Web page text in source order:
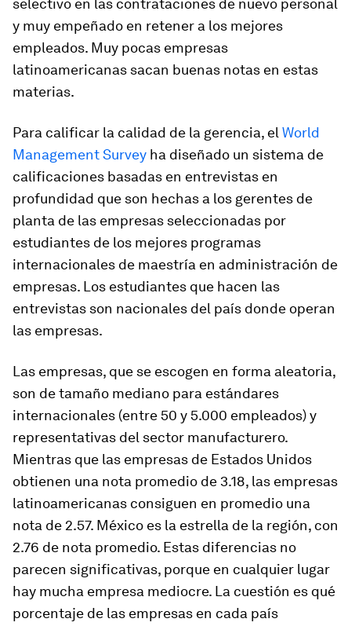
selectivo en las contrataciones de nuevo personal
y muy empeñado en retener a los mejores
empleados. Muy pocas empresas
latinoamericanas sacan buenas notas en estas
materias.
Para calificar la calidad de la gerencia, el World
Management Survey ha diseñado un sistema de
calificaciones basadas en entrevistas en
profundidad que son hechas a los gerentes de
planta de las empresas seleccionadas por
estudiantes de los mejores programas
internacionales de maestría en administración de
empresas. Los estudiantes que hacen las
entrevistas son nacionales del país donde operan
las empresas.
Las empresas, que se escogen en forma aleatoria,
son de tamaño mediano para estándares
internacionales (entre 50 y 5.000 empleados) y
representativas del sector manufacturero.
Mientras que las empresas de Estados Unidos
obtienen una nota promedio de 3.18, las empresas
latinoamericanas consiguen en promedio una
nota de 2.57. México es la estrella de la región, con
2.76 de nota promedio. Estas diferencias no
parecen significativas, porque en cualquier lugar
hay mucha empresa mediocre. La cuestión es qué
porcentaje de las empresas en cada país